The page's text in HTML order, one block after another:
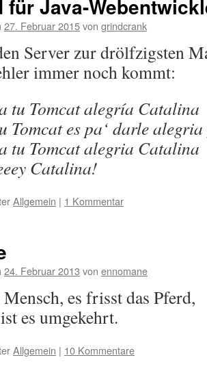
für Java-
27. Februar 2015von grindcrank
Server zur drölfzigsten
immer noch kommt:
tu Tomcat alegría Catalina
Tomcat es pa‘ darle
tu Tomcat alegria Catalina
Catalina!
Allgemein | 1 Kommentar
24. Februar 2013 von ennomane
es frisst das Pferd,
es umgekehrt.
Allgemein | 10 Kommentare